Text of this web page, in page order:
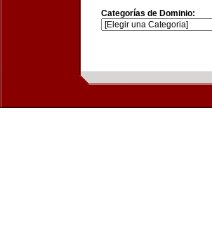
Categorías de Dominio: